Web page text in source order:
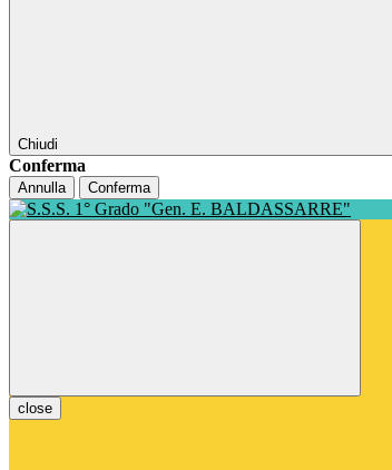
Chiudi
Conferma
Annulla Conferma
close